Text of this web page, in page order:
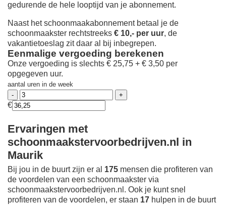
gedurende de hele looptijd van je abonnement.
Naast het schoonmaakabonnement betaal je de
schoonmaakster rechtstreeks € 10,- per uur, de
vakantietoeslag zit daar al bij inbegrepen.
Eenmalige vergoeding berekenen
Onze vergoeding is slechts € 25,75 + € 3,50 per
opgegeven uur.
aantal uren in de week
€
Ervaringen met
schoonmaakstervoorbedrijven.nl in
Maurik
Bij jou in de buurt zijn er al 175 mensen die profiteren van
de voordelen van een schoonmaakster via
schoonmaakstervoorbedrijven.nl. Ook je kunt snel
profiteren van de voordelen, er staan 17 hulpen in de buurt